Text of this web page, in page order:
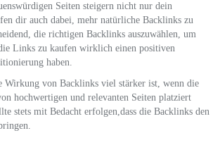
Seiten steigern nicht nur dein
dir auch dabei, mehr natürliche Backlinks zu
die richtigen Backlinks auszuwählen, um
Links zu kaufen wirklich einen positiven
haben.
Wirkung von Backlinks viel stärker ist, wenn die
hochwertigen und relevanten Seiten platziert
stets mit Bedacht erfolgen,dass die Backlinks den